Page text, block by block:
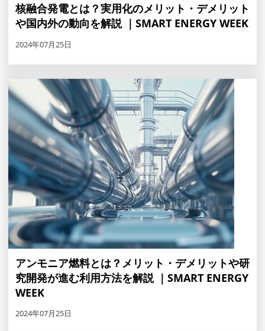
核融合発電とは？実用化のメリット・デメリット
や国内外の動向を解説 ｜SMART ENERGY WEEK
2024年07月25日
アンモニア燃料とは？メリット・デメリットや研
究開発が進む利用方法を解説 ｜SMART ENERGY
WEEK
2024年07月25日